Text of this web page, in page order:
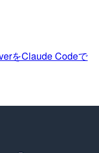
をClaude Codeで